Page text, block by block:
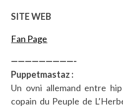
SITE WEB
Fan Page
—————————-
Puppetmastaz :
Un ovni allemand entre
copain du Peuple de